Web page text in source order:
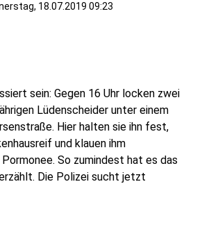
18.07.2019 09:23
sein: Gegen 16 Uhr locken zwei
Lüdenscheider unter einem
Hier halten sie ihn fest,
und klauen ihm
So zumindest hat es das
Die Polizei sucht jetzt